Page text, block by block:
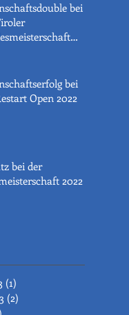
bei
bei
Open 2022
bei der
2022
(1)
(2)